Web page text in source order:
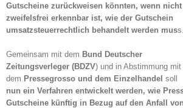
Gutscheine zurückweisen könnten, wenn nicht
zweifelsfrei erkennbar ist, wie der Gutschein
umsatzsteuerrechtlich behandelt werden muss.
Gemeinsam mit dem Bund Deutscher
Zeitungsverleger (BDZV) und in Abstimmung mit
dem Pressegrosso und dem Einzelhandel soll
nun ein Verfahren entwickelt werden, wie
Gutscheine künftig in Bezug auf den Anfall von